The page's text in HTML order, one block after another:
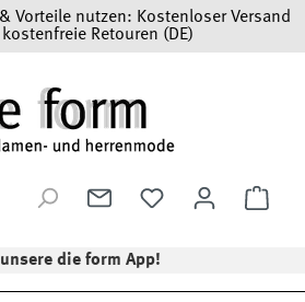
Vorteile nutzen: Kostenloser Versand
Retouren (DE)
unsere die form App!